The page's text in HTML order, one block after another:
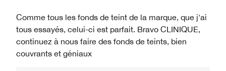
Comme tous les fonds de teint de la marque, que j'ai
tous essayés, celui-ci est parfait. Bravo CLINIQUE,
continuez à nous faire des fonds de teints, bien
couvrants et géniaux